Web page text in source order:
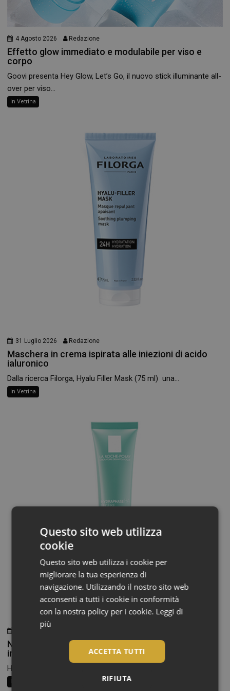
4 Agosto 2026 Redazione
Effetto glow immediato e modulabile per viso e
corpo
Goovi presenta Hey Glow, Let’s Go, il nuovo stick illuminante all-
over per viso...
In Vetrina
31 Luglio 2026 Redazione
Maschera in crema ispirata alle iniezioni di acido
ialuronico
Dalla ricerca Filorga, Hyalu Filler Mask (75 ml) una...
In Vetrina
30 Luglio 2026
Nuovo formato e due versioni per un’idratazione
intensa e una pelle rimpolpata
Hydraphase HA di La Roche-Posay è disponibile in due...
In Vetrina
Questo sito web utilizza
cookie
Questo sito web utilizza i cookie per
migliorare la tua esperienza di
navigazione. Utilizzando il nostro sito web
acconsenti a tutti i cookie in conformità
con la nostra policy per i cookie. Leggi di
più
ACCETTA TUTTI
RIFIUTA